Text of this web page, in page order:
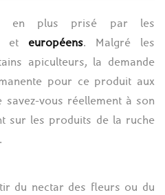
plus prisé par les
et européens. Malgré les
apiculteurs, la demande
pour ce produit aux
savez-vous réellement à son
sur les produits de la ruche
du nectar des fleurs ou du